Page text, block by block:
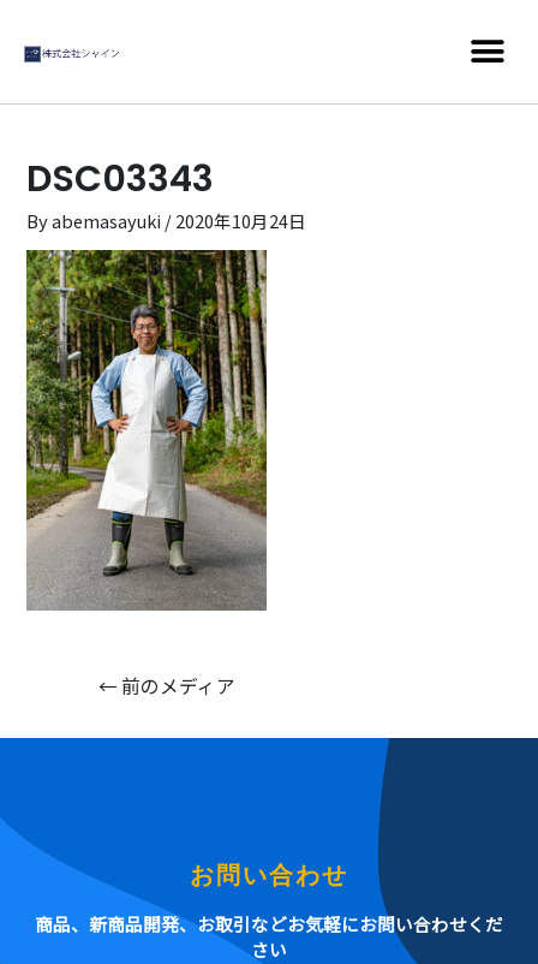
DSC03343
Byabemasayuki /2020年10月24日
← 前のメディア
お問い合わせ
商品、新商品開発、お取引などお気軽にお問い合わせくだ
さい